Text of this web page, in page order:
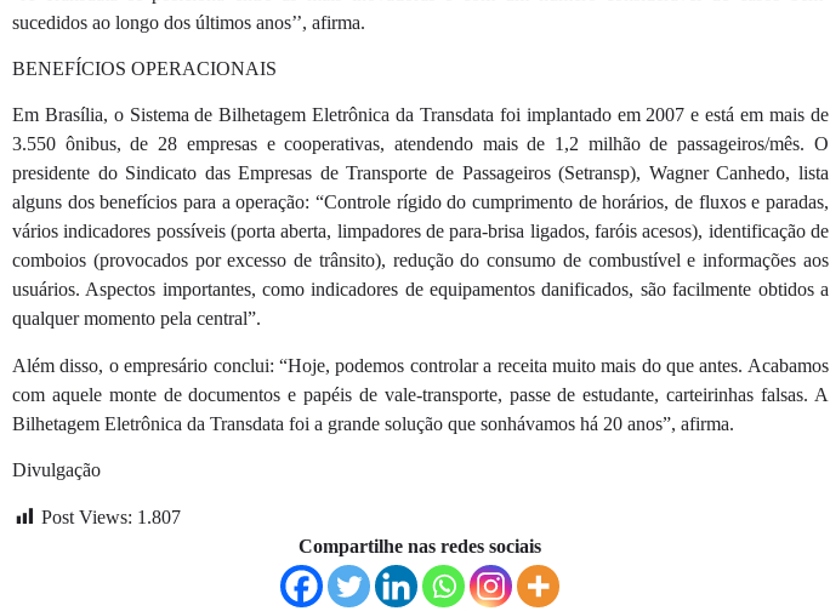
sucedidos ao longo dos últimos anos’’, afirma.
BENEFÍCIOS OPERACIONAIS
Em Brasília, o Sistema de Bilhetagem Eletrônica da Transdata foi implantado em 2007 e está em mais de
3.550 ônibus, de 28 empresas e cooperativas, atendendo mais de 1,2 milhão de passageiros/mês. O
presidente do Sindicato das Empresas de Transporte de Passageiros (Setransp), Wagner Canhedo, lista
alguns dos benefícios para a operação: “Controle rígido do cumprimento de horários, de fluxos e paradas,
vários indicadores possíveis (porta aberta, limpadores de para-brisa ligados, faróis acesos), identificação de
comboios (provocados por excesso de trânsito), redução do consumo de combustível e informações aos
usuários. Aspectos importantes, como indicadores de equipamentos danificados, são facilmente obtidos a
qualquer momento pela central”.
Além disso, o empresário conclui: “Hoje, podemos controlar a receita muito mais do que antes. Acabamos
com aquele monte de documentos e papéis de vale-transporte, passe de estudante, carteirinhas falsas. A
Bilhetagem Eletrônica da Transdata foi a grande solução que sonhávamos há 20 anos”, afirma.
Divulgação
Post Views: 1.807
Compartilhe nas redes sociais